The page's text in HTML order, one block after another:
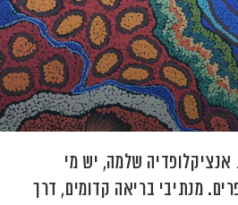
שלמה, יש מי
מנתיבי בריאה קדומים, דרך